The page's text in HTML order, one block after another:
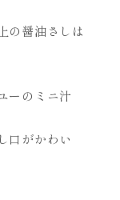
の醤油さしは
ーのミニ汁
口がかわい